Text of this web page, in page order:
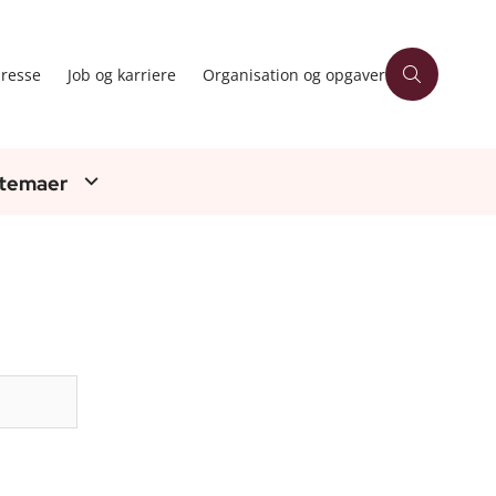
Job og karriere Organisation og opgaver